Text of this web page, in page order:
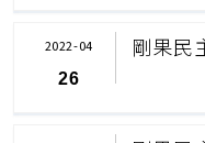
剛果民
2022-04
26